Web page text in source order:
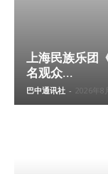
上海民族乐团
名观众...
巴中通讯社 - 2026年8